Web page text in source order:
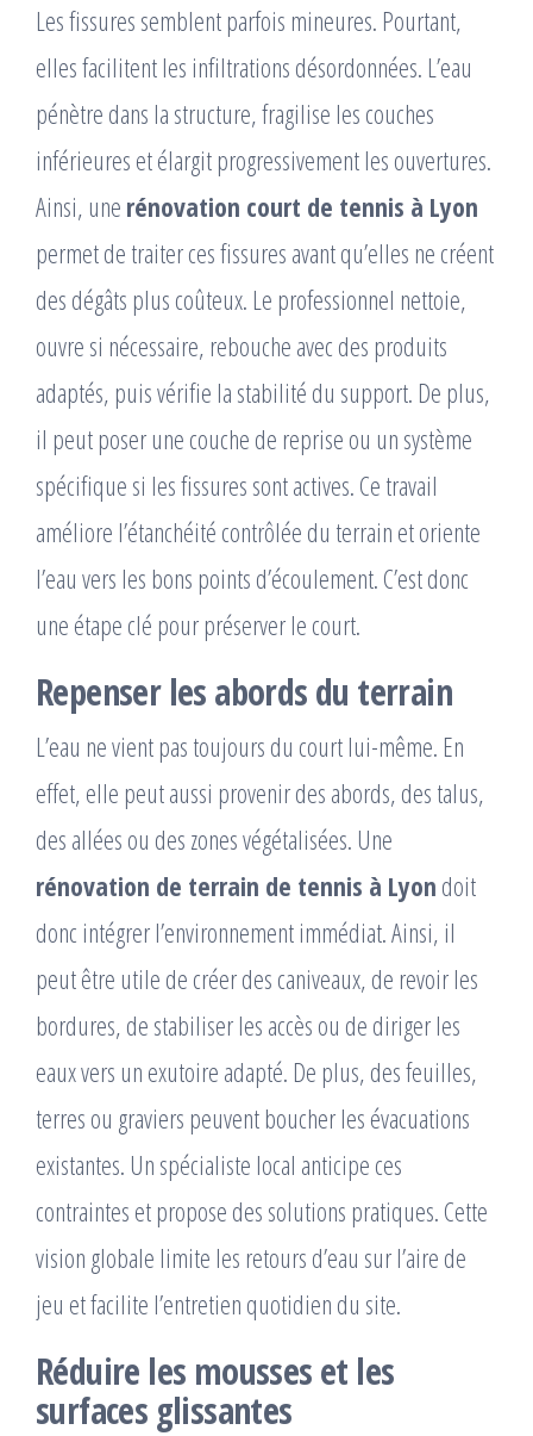
Les fissures semblent parfois mineures. Pourtant,
elles facilitent les infiltrations désordonnées. L’eau
pénètre dans la structure, fragilise les couches
inférieures et élargit progressivement les ouvertures.
Ainsi, une rénovation court de tennis à Lyon
permet de traiter ces fissures avant qu’elles ne créent
des dégâts plus coûteux. Le professionnel nettoie,
ouvre si nécessaire, rebouche avec des produits
adaptés, puis vérifie la stabilité du support. De plus,
il peut poser une couche de reprise ou un système
spécifique si les fissures sont actives. Ce travail
améliore l’étanchéité contrôlée du terrain et oriente
l’eau vers les bons points d’écoulement. C’est donc
une étape clé pour préserver le court.
Repenser les abords du terrain
L’eau ne vient pas toujours du court lui-même. En
effet, elle peut aussi provenir des abords, des talus,
des allées ou des zones végétalisées. Une
rénovation de terrain de tennis à Lyon doit
donc intégrer l’environnement immédiat. Ainsi, il
peut être utile de créer des caniveaux, de revoir les
bordures, de stabiliser les accès ou de diriger les
eaux vers un exutoire adapté. De plus, des feuilles,
terres ou graviers peuvent boucher les évacuations
existantes. Un spécialiste local anticipe ces
contraintes et propose des solutions pratiques. Cette
vision globale limite les retours d’eau sur l’aire de
jeu et facilite l’entretien quotidien du site.
Réduire les mousses et les
surfaces glissantes